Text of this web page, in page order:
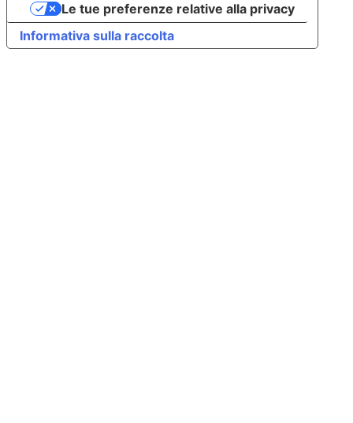
Informativa sulla raccolta
Le tue preferenze relative alla privacy